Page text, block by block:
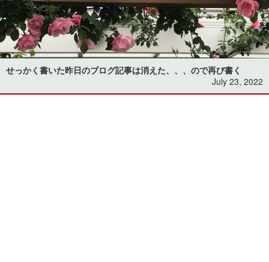
せっかく書いた昨日のブログ記事は消えた、、、ので再び書く
July 23, 2022